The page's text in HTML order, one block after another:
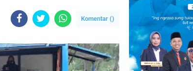
Komentar ()